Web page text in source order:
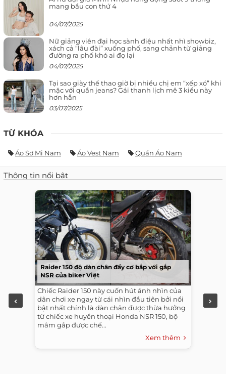
mang bầu con thứ 4
04/07/2025
Nữ giảng viên đại học sành điệu nhất nhì showbiz,
xách cả “lâu đài” xuống phố, sang chảnh từ giảng
đường ra phố khó ai đọ lại
04/07/2025
Tại sao giày thể thao giờ bị nhiều chị em “xếp xó” khi
mặc với quần jeans? Gái thanh lịch mê 3 kiểu này
hơn hẳn
03/07/2025
TỪ KHÓA
Áo Sơ Mi Nam Áo Vest Nam Quần Áo Nam
Thông tin nổi bật
Raider 150 độ dàn chân đầy cơ bắp với gắp
NSR của biker Việt
Chiếc Raider 150 này cuốn hút ánh nhìn của
dân chơi xe ngay từ cái nhìn đầu tiên bởi nổi
bật nhất chính là dàn chân được thừa hưởng
từ chiếc xe huyền thoại Honda NSR 150, bộ
mâm gắp được chế...
Xem thêm